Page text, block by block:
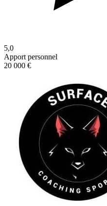
5,0
Apport personnel
20 000 €